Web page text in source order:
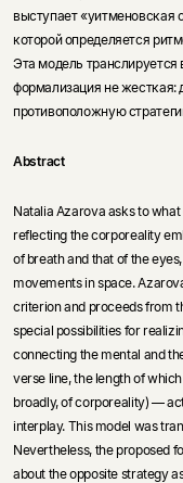
выступает «уитменовская
которой определяется
Эта модель транслируется
формализация не жесткая:
противоположную
Abstract
Natalia Azarova asks to
reflecting the corporeality
of breath and that of the
movements in space.
criterion and proceeds from
special possibilities for
connecting the mental and
verse line, the length of
broadly, of corporeality) —
interplay. This model was
Nevertheless, the proposed
about the opposite strategy